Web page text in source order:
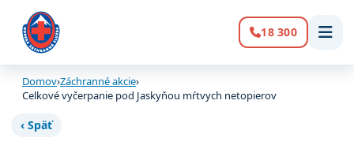
Volanie:
18 300
Domov›Záchranné akcie›
Celkové vyčerpanie pod Jaskyňou mŕtvych netopierov
‹ Späť